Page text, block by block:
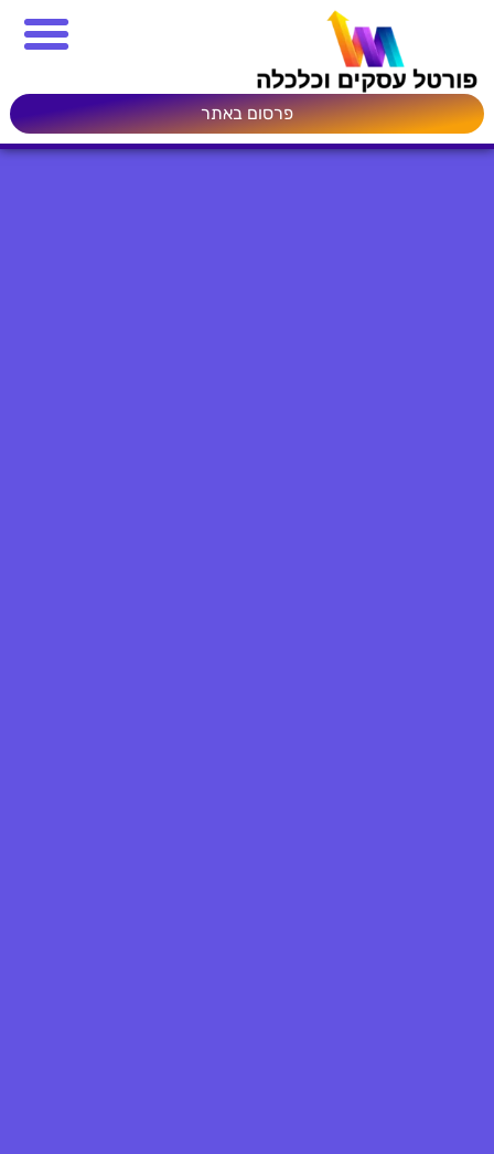
פרסום באתר